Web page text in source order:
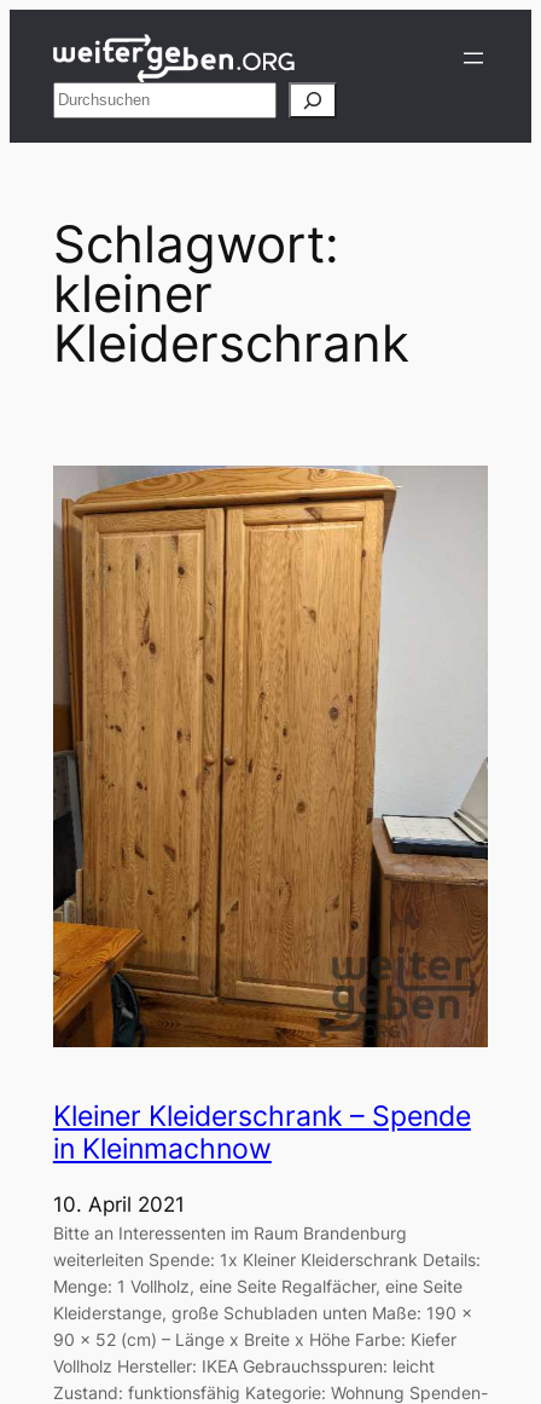
Inhalt
springenSuchen
Schlagwort:
kleiner
Kleiderschrank
Kleiner Kleiderschrank – Spende
in Kleinmachnow
10. April 2021
Bitte an Interessenten im Raum Brandenburg
weiterleiten Spende: 1x Kleiner Kleiderschrank Details:
Menge: 1 Vollholz, eine Seite Regalfächer, eine Seite
Kleiderstange, große Schubladen unten Maße: 190 x
90 x 52 (cm) – Länge x Breite x Höhe Farbe: Kiefer
Vollholz Hersteller: IKEA Gebrauchsspuren: leicht
Zustand: funktionsfähig Kategorie: Wohnung Spenden-